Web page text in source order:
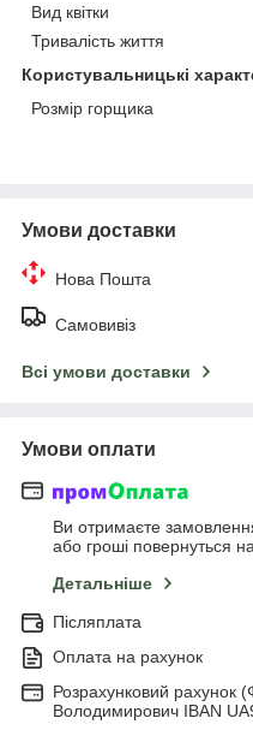
Вид квітки
Тривалість життя
Користувальницькі
Розмір горщика
Умови доставки
Нова Пошта
Самовивіз
Всі умови доставки
Умови оплати
Ви отримаєте
або гроші повернуться
Детальніше
Післяплата
Оплата на рахунок
Розрахунковий рахунок
Володимирович IBAN